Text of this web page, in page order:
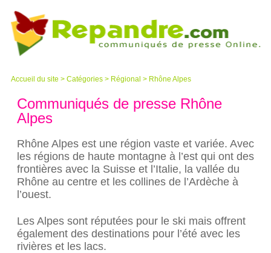
Accueil du site > Catégories > Régional > Rhône Alpes
Communiqués de presse Rhône
Alpes
Rhône Alpes est une région vaste et variée. Avec
les régions de haute montagne à l’est qui ont des
frontières avec la Suisse et l’Italie, la vallée du
Rhône au centre et les collines de l’Ardèche à
l’ouest.
Les Alpes sont réputées pour le ski mais offrent
également des destinations pour l’été avec les
rivières et les lacs.